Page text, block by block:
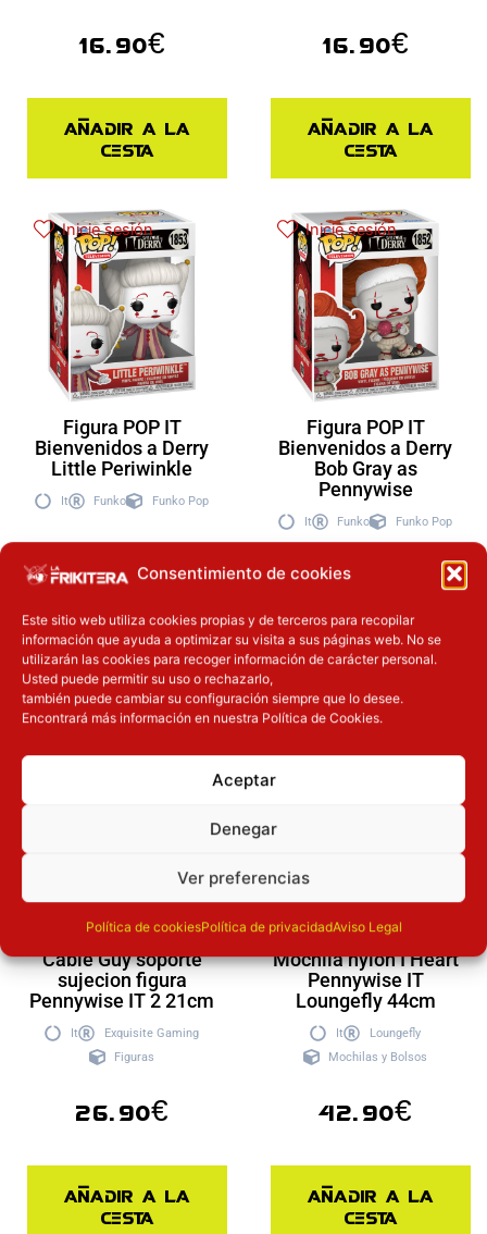
Consentimiento de cookies
Este sitio web utiliza cookies propias y de terceros para recopilar
información que ayuda a optimizar su visita a sus páginas web. No se
utilizarán las cookies para recoger información de carácter personal.
Usted puede permitir su uso o rechazarlo,
también puede cambiar su configuración siempre que lo desee.
Encontrará más información en nuestra Política de Cookies.
Aceptar
Denegar
Ver preferencias
Política de cookiesPolítica de privacidadAviso Legal
16.90€
Añadir a la
cesta
16.90€
Añadir a la
cesta
Inicie sesión
Figura POP IT
Bienvenidos a Derry
Little Periwinkle
It Funko Funko Pop
16.90€
Añadir a la
cesta
Inicie sesión
Figura POP IT
Bienvenidos a Derry
Bob Gray as
Pennywise
It Funko Funko Pop
16.90
Añadir a la
Inicie sesión
Cable Guy soporte
sujecion figura
Pennywise IT 2 21cm
It
Exquisite Gaming
Figuras
26.90€
Añadir a la
cesta
Inicie sesión
Mochila nylon I Heart
Pennywise IT
Loungefly 44cm
It
Loungefly
Mochilas y Bolsos
42.90€
Añadir a la
cesta